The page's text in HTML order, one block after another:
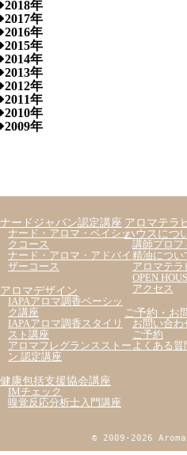
2018年
2017年
2016年
2015年
2014年
2013年
2012年
2011年
2010年
2009年
ナードジャパン認定講座
ナード・アロマ・ベイシッ
クコース
ナード・アロマ・アドバイ
ザーコース
アロマデザイン
IAPAアロマ調香ベーシッ
ク講座
IAPAアロマ調香スタイリ
スト講座
アロマフレグランスストー
ン 認定講座
健康包括支援協会講座
IMチェック
嗅覚反応分析士入門講座
アロマテラ
ハウスにつ
講師プロフ
精油につい
アロマテラ
OPEN
アクセス
ご予約・お
お問い合わ
ご予約
よくある質
© 2009-2026